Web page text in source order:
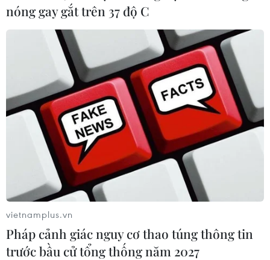
nóng gay gắt trên 37 độ C
vietnamplus.vn
Pháp cảnh giác nguy cơ thao túng thông tin
trước bầu cử tổng thống năm 2027